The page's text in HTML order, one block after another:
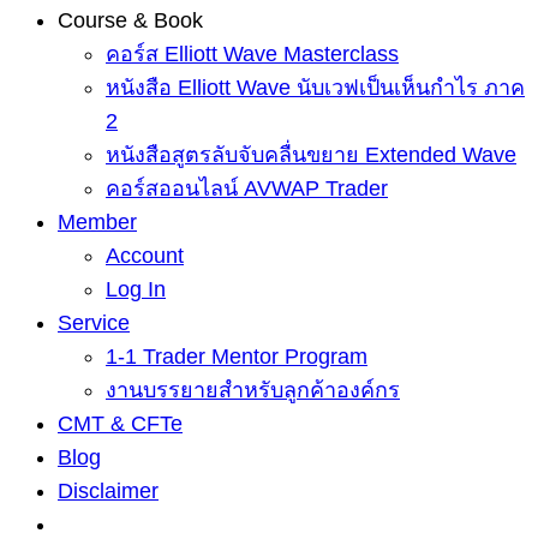
Course & Book
คอร์ส Elliott Wave Masterclass
หนังสือ Elliott Wave นับเวฟเป็นเห็นกำไร ภาค
2
หนังสือสูตรลับจับคลื่นขยาย Extended Wave
คอร์สออนไลน์ AVWAP Trader
Member
Account
Log In
Service
1-1 Trader Mentor Program
งานบรรยายสำหรับลูกค้าองค์กร
CMT & CFTe
Blog
Disclaimer